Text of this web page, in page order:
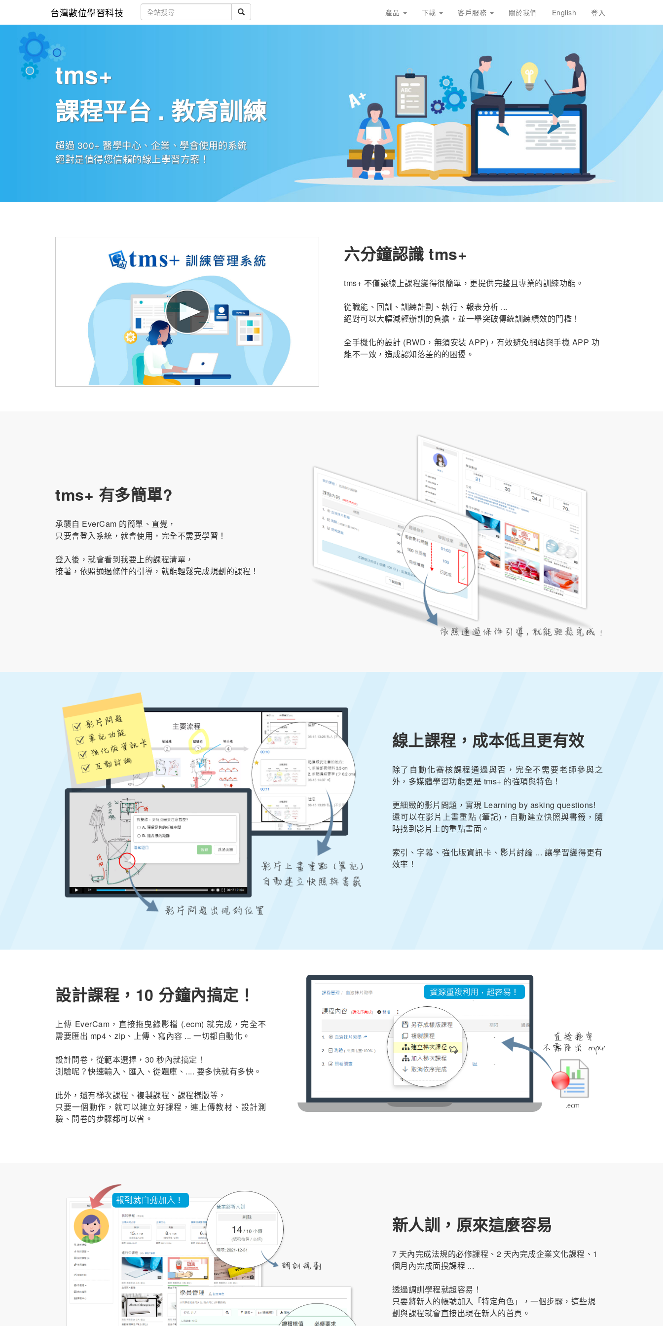
台灣數位學習科技 產品 下載 客戶服務 關於我們 English 登入
tms+
課程平台 . 教育訓練
超過 300+ 醫學中心、企業、學會使用的系統
絕對是值得您信賴的線上學習方案！
六分鐘認識 tms+
tms+ 不僅讓線上課程變得很簡單，更提供完整且專業的訓練功能。
從職能、回訓、訓練計劃、執行、報表分析 ...
絕對可以大幅減輕辦訓的負擔，並一舉突破傳統訓練績效的門檻！
全手機化的設計 (RWD，無須安裝 APP)，有效避免網站與手機 APP 功
能不一致，造成認知落差的的困擾。
tms+ 有多簡單?
承襲自 EverCam 的簡單、直覺，
只要會登入系統，就會使用，完全不需要學習！
登入後，就會看到我要上的課程清單，
接著，依照通過條件的引導，就能輕鬆完成規劃的課程！
線上課程，成本低且更有效
除了自動化審核課程通過與否，完全不需要老師參與之
外，多媒體學習功能更是 tms+ 的強項與特色！
更細緻的影片問題，實現 Learning by asking questions!
還可以在影片上畫重點 (筆記)，自動建立快照與書籤，隨
時找到影片上的重點畫面。
索引、字幕、強化版資訊卡、影片討論 ... 讓學習變得更有
效率！
設計課程，10 分鐘內搞定！
上傳 EverCam，直接拖曳錄影檔 (.ecm) 就完成，完全不
需要匯出 mp4、zip、上傳、寫內容 ... 一切都自動化。
設計問卷，從範本選擇，30 秒內就搞定！
測驗呢？快速輸入、匯入、從題庫、.... 要多快就有多快。
此外，還有梯次課程、複製課程、課程樣版等，
只要一個動作，就可以建立好課程，連上傳教材、設計測
驗、問卷的步驟都可以省。
新人訓，原來這麼容易
7 天內完成法規的必修課程、2 天內完成企業文化課程、1
個月內完成面授課程 ...
透過調訓學程就超容易！
只要將新人的帳號加入「特定角色」，一個步驟，這些規
劃與課程就會直接出現在新人的首頁。